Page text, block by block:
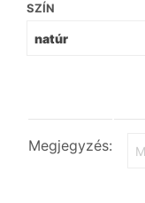
SZÍN
Megjegyzés: